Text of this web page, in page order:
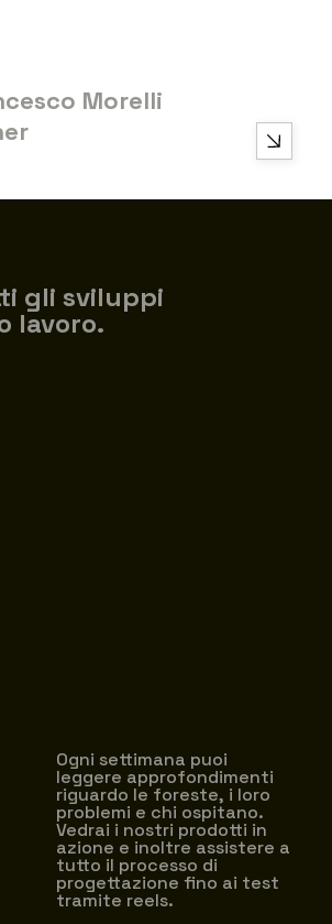
Morelli
gli sviluppi
lavoro.
Ogni settimana puoi
leggere approfondimenti
riguardo le foreste, i loro
problemi e chi ospitano.
Vedrai i nostri prodotti in
azione e inoltre assistere a
tutto il processo di
progettazione fino ai test
tramite reels.